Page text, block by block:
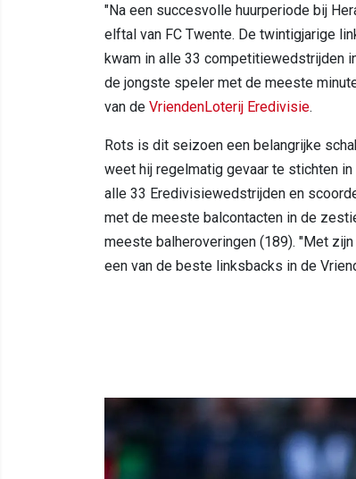
"Na een succesvolle huurperiode bij
elftal van FC Twente. De twintigjarige
kwam in alle 33 competitiewedstrijden
de jongste speler met de meeste
van de VriendenLoterij Eredivisie.
Rots is dit seizoen een belangrijke
weet hij regelmatig gevaar te stichten
alle 33 Eredivisiewedstrijden en
met de meeste balcontacten in de
meeste balheroveringen (189). "Met
een van de beste linksbacks in de